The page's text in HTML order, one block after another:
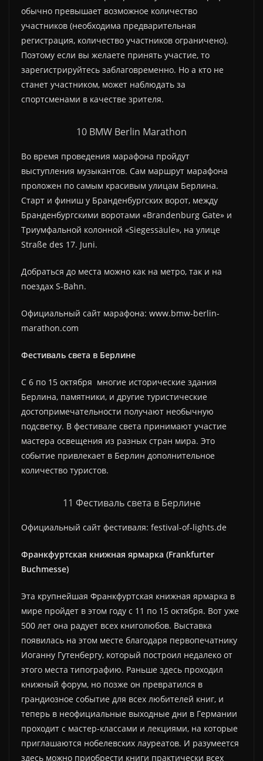
обычно превышает возможное количество
участников (необходима предварительная
регистрация, количество участников ограничено).
Поэтому если вы желаете принять участие, то
зарегистрируйтесь заблаговременно. Но а кто не
станет участником, может наблюдать за
спортсменами в качестве зрителя.
10 BMW Berlin Marathon
Во время проведения марафона пройдут
выступления музыкантов. Сам маршрут марафона
проложен по самым красивым улицам Берлина.
Старт и финиш у Бранденбургских ворот, между
Бранденбургскими воротами «Brandenburg Gate» и
Триумфальной колонной «Siegessäule», на улице
Straße des 17. Juni.
Добраться до места можно как на метро, так и на
поездах S-Bahn.
Официальный сайт марафона: www.bmw-berlin-
marathon.com
Фестиваль света в Берлине
С 6 по 15 октября многие исторические здания
Берлина, памятники, и другие туристические
достопримечательности получают необычную
подсветку. В фестивале света принимают участие
мастера освещения из разных стран мира. Это
событие привлекает в Берлин дополнительное
количество туристов.
11 Фестиваль света в Берлине
Официальный сайт фестиваля: festival-of-lights.de
Франкфуртская книжная ярмарка (Frankfurter
Buchmesse)
Эта крупнейшая Франкфуртская книжная ярмарка в
мире пройдет в этом году с 11 по 15 октября. Вот уже
500 лет она радует всех книголюбов. Выставка
появилась на этом месте благодаря первопечатнику
Иоганну Гутенбергу, который построил недалеко от
этого места типографию. Раньше здесь проходил
книжный форум, но позже он превратился в
грандиозное событие для всех любителей книг, и
теперь в неофициальные выходные дни в Германии
проходит с мастер-классами и лекциями, на которые
приглашаются нобелевских лауреатов. И разумеется
здесь можно приобрести книги практически всех